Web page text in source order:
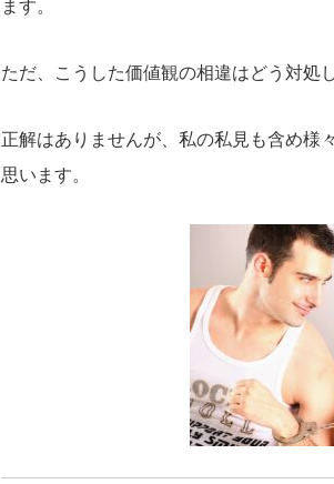
ます。
ただ、こうした価値観の相違はどう対処
正解はありませんが、私の私見も含め様
思います。